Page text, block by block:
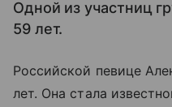
Одной из участниц
59 лет.
Российской певице
лет. Она стала